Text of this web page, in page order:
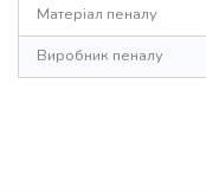
Матеріал пеналу
Виробник пеналу